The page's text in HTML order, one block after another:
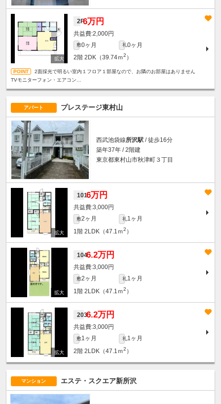
2F6万円
2,000円
敷0ヶ月 礼0ヶ月
2階 2DK（39.74ｍ2 ）
2面採光で明るい室内１フロア１部屋なので、お隣のお部屋はありません
TVモニターフォン・エアコン…
アパート プレステージ東村山
西武池袋線所沢駅 / 徒歩16分
築年37年 / 2階建
東京都東村山市秋津町３丁目
1016万円
3,000円
敷2ヶ月 礼1ヶ月
1階 2LDK（47.1ｍ2 ）
1046.2万円
3,000円
敷2ヶ月 礼1ヶ月
1階 2LDK（47.1ｍ2 ）
2036.2万円
3,000円
敷1ヶ月 礼1ヶ月
2階 2LDK（47.1ｍ2 ）
マンション エステ・スクエア新所沢